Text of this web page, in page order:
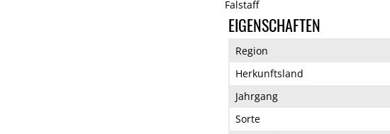
Falstaff
EIGENSCHAFTEN
Region
Herkunftsland
Jahrgang
Sorte